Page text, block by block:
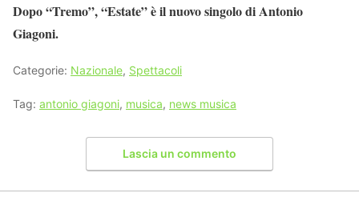
Dopo “Tremo”, “Estate” è il nuovo singolo di Antonio
Giagoni.
Categorie: Nazionale, Spettacoli
Tag: antonio giagoni, musica, news musica
Lascia un commento